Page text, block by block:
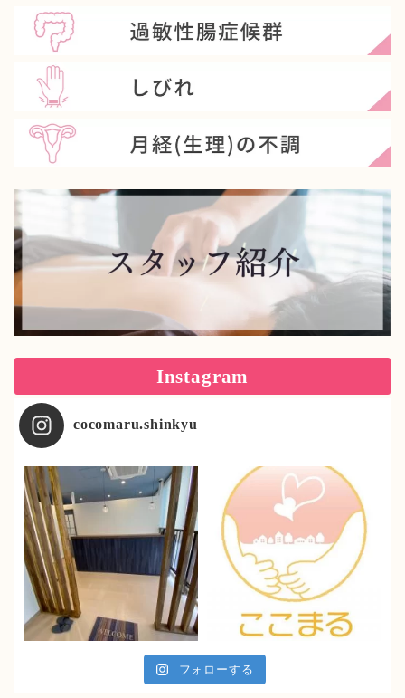
Instagram
cocomaru.shinkyu
フォローする